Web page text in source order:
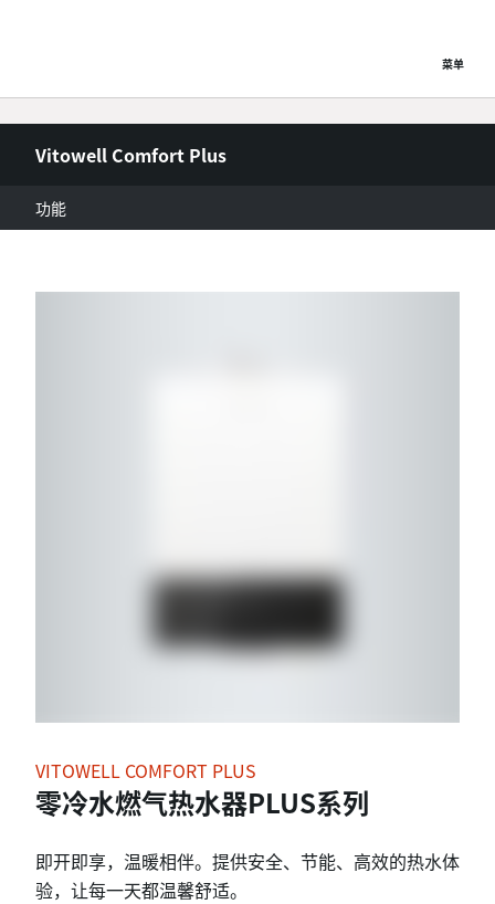
菜单
Vitowell Comfort Plus
功能
VITOWELL COMFORT PLUS
零冷水燃气热水器PLUS系列
即开即享，温暖相伴。提供安全、节能、高效的热水体
验，让每一天都温馨舒适。